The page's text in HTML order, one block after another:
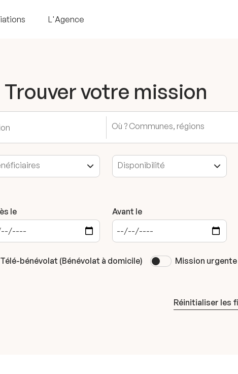
L'Agence
Trouver votre mission
le Avant le
Télé-bénévolat (Bénévolat à domicile) Mission urgente
Réinitialiser les